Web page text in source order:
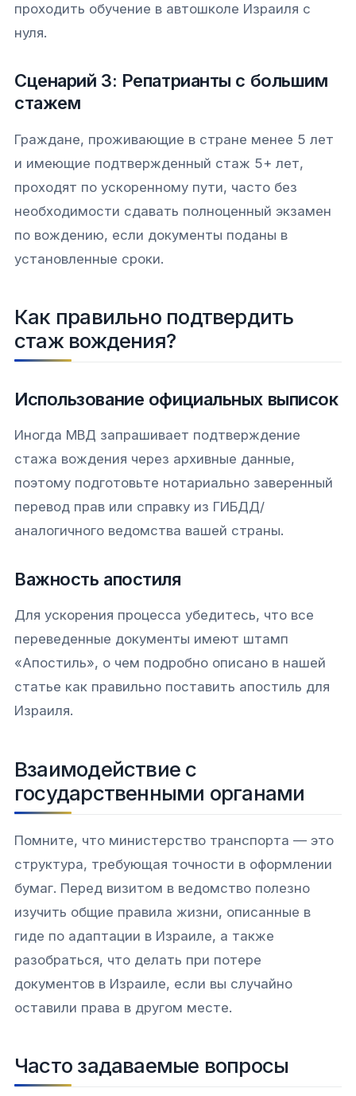
проходить обучение в автошколе Израиля с
нуля.
Сценарий 3: Репатрианты с большим
стажем
Граждане, проживающие в стране менее 5 лет
и имеющие подтвержденный стаж 5+ лет,
проходят по ускоренному пути, часто без
необходимости сдавать полноценный экзамен
по вождению, если документы поданы в
установленные сроки.
Как правильно подтвердить
стаж вождения?
Использование официальных выписок
Иногда МВД запрашивает подтверждение
стажа вождения через архивные данные,
поэтому подготовьте нотариально заверенный
перевод прав или справку из ГИБДД/
аналогичного ведомства вашей страны.
Важность апостиля
Для ускорения процесса убедитесь, что все
переведенные документы имеют штамп
«Апостиль», о чем подробно описано в нашей
статье как правильно поставить апостиль для
Израиля.
Взаимодействие с
государственными органами
Помните, что министерство транспорта — это
структура, требующая точности в оформлении
бумаг. Перед визитом в ведомство полезно
изучить общие правила жизни, описанные в
гиде по адаптации в Израиле, а также
разобраться, что делать при потере
документов в Израиле, если вы случайно
оставили права в другом месте.
Часто задаваемые вопросы